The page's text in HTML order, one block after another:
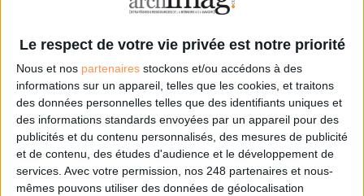
Le respect de votre vie privée est notre priorité
Nous et nos partenaires stockons et/ou accédons à des
informations sur un appareil, telles que les cookies, et traitons
des données personnelles telles que des identifiants uniques et
des informations standards envoyées par un appareil pour des
publicités et du contenu personnalisés, des mesures de publicité
et de contenu, des études d'audience et le développement de
services. Avec votre permission, nos 248 partenaires et nous-
mêmes pouvons utiliser des données de géolocalisation
À LIRE SUR ARCHIMAG
La bibliothèque de Lille confie son récolement et
son catalogage à AureXus